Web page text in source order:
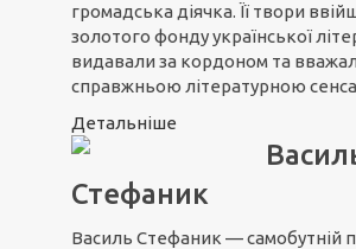
громадська діячка. Її твори
золотого фонду української
видавали за кордоном та
справжньою літературною
Детальніше
Стефаник
Василь Стефаник — самобутній